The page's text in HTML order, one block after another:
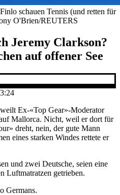
schauen Tennis (und retten für
O'Brien/REUTERS
Jeremy Clarkson?
auf offener See
Ex-«Top Gear»-Moderator
Mallorca. Nicht, weil er dort für
dreht, nein, der gute Mann
eines starken Windes rettete er
und zwei Deutsche, seien eine
Luftmatratzen getrieben.
Germans.